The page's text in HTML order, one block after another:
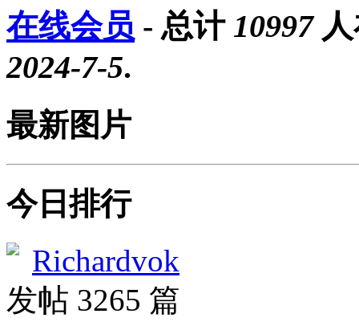
在线会员 - 总计 10997人
2024-7-5.
最新图片
今日排行
Richardvok
发帖 3265 篇